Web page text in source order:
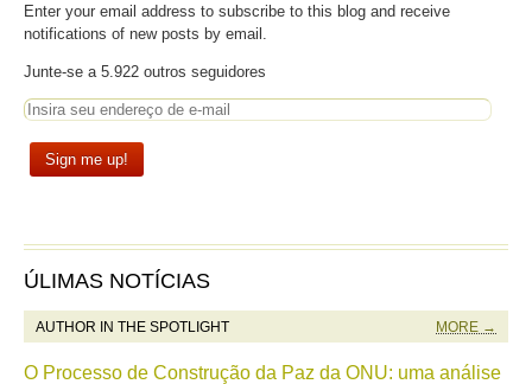
Enter your email address to subscribe to this blog and receive
notifications of new posts by email.
Junte-se a 5.922 outros seguidores
ÚLIMAS NOTÍCIAS
AUTHOR IN THE SPOTLIGHT MORE →
O Processo de Construção da Paz da ONU: uma análise